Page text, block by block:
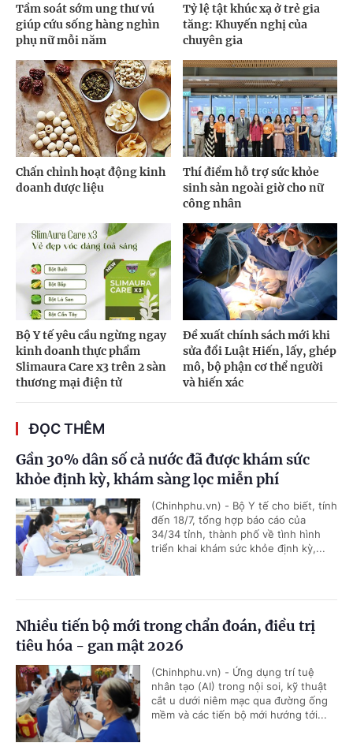
Tầm soát sớm ung thư vú
giúp cứu sống hàng nghìn
phụ nữ mỗi năm
Tỷ lệ tật khúc xạ ở trẻ gia
tăng: Khuyến nghị của
chuyên gia
Chấn chỉnh hoạt động kinh
doanh dược liệu
Thí điểm hỗ trợ sức khỏe
sinh sản ngoài giờ cho nữ
công nhân
Bộ Y tế yêu cầu ngừng ngay
kinh doanh thực phẩm
Slimaura Care x3 trên 2 sàn
thương mại điện tử
Đề xuất chính sách mới khi
sửa đổi Luật Hiến, lấy, ghép
mô, bộ phận cơ thể người
và hiến xác
ĐỌC THÊM
Gần 30% dân số cả nước đã được khám sức
khỏe định kỳ, khám sàng lọc miễn phí
(Chinhphu.vn) - Bộ Y tế cho biết, tính
đến 18/7, tổng hợp báo cáo của
34/34 tỉnh, thành phố về tình hình
triển khai khám sức khỏe định kỳ,...
Nhiều tiến bộ mới trong chẩn đoán, điều trị
tiêu hóa - gan mật 2026
(Chinhphu.vn) - Ứng dụng trí tuệ
nhân tạo (AI) trong nội soi, kỹ thuật
cắt u dưới niêm mạc qua đường ống
mềm và các tiến bộ mới hướng tới...